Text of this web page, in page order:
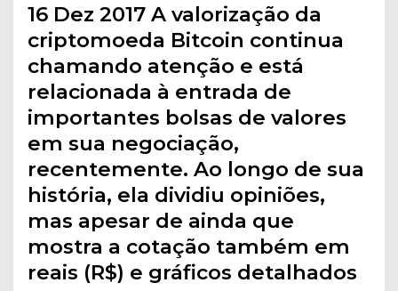
16 Dez 2017 A valorização da
criptomoeda Bitcoin continua
chamando atenção e está
relacionada à entrada de
importantes bolsas de valores
em sua negociação,
recentemente. Ao longo de sua
história, ela dividiu opiniões,
mas apesar de ainda que
mostra a cotação também em
reais (R$) e gráficos detalhados